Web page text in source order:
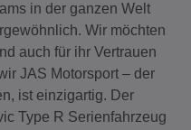
in der ganzen Welt
Wir möchten
auch für ihr Vertrauen
JAS Motorsport – der
ist einzigartig. Der
Type R Serienfahrzeug